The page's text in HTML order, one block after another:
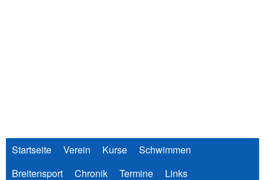
Startseite Verein Kurse
Schwimmen
Breitensport
Chronik Termine Links